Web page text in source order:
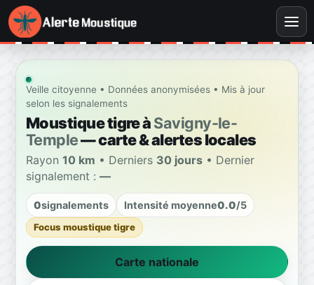
Veille citoyenne • Données anonymisées • Mis à jour
selon les signalements
Moustique tigre àSavigny-le-
Temple— carte & alertes locales
Rayon 10 km • Derniers 30 jours • Dernier
signalement : —
0signalements Intensité moyenne0.0/5
Focus moustique tigre
Carte nationale